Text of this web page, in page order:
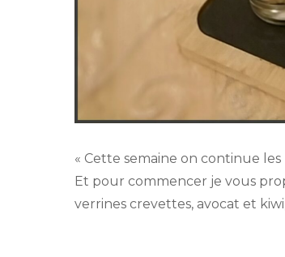
« Cette semaine on continue
Et pour commencer je vous
verrines crevettes, avocat et